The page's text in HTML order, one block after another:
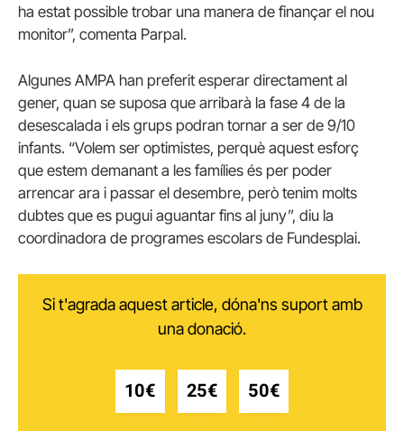
ha estat possible trobar una manera de finançar el nou
monitor”, comenta Parpal.
Algunes AMPA han preferit esperar directament al
gener, quan se suposa que arribarà la fase 4 de la
desescalada i els grups podran tornar a ser de 9/10
infants. “Volem ser optimistes, perquè aquest esforç
que estem demanant a les famílies és per poder
arrencar ara i passar el desembre, però tenim molts
dubtes que es pugui aguantar fins al juny”, diu la
coordinadora de programes escolars de Fundesplai.
Si t'agrada aquest article, dóna'ns suport amb
una donació.
10€ 25€ 50€